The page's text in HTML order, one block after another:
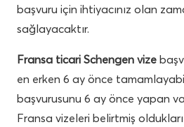
başvuru için ihtiyacınız olan
sağlayacaktır.
Fransa ticari Schengen vize
en erken 6 ay önce
başvurusunu 6 ay önce yapan
Fransa vizeleri belirtmiş